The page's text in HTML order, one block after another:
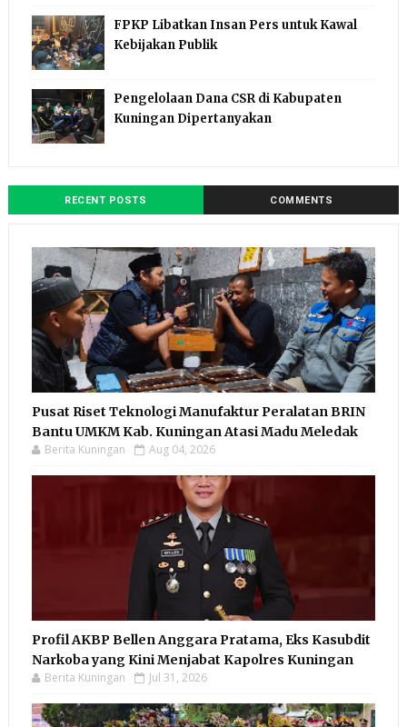
FPKP Libatkan Insan Pers untuk Kawal
Kebijakan Publik
Pengelolaan Dana CSR di Kabupaten
Kuningan Dipertanyakan
RECENT POSTS COMMENTS
Pusat Riset Teknologi Manufaktur Peralatan BRIN
Bantu UMKM Kab. Kuningan Atasi Madu Meledak
Berita Kuningan Aug 04, 2026
Profil AKBP Bellen Anggara Pratama, Eks Kasubdit
Narkoba yang Kini Menjabat Kapolres Kuningan
Berita Kuningan Jul 31, 2026